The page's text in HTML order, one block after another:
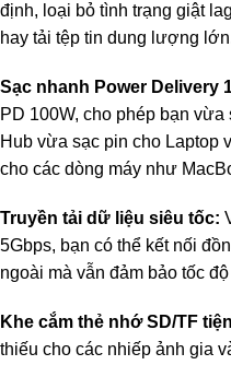
định, loại bỏ tình trạng giật
hay tải tệp tin dung lượng
Sạc nhanh Power Delivery
PD 100W, cho phép bạn
Hub vừa sạc pin cho Laptop
cho các dòng máy như
Truyền tải dữ liệu siêu tốc:
5Gbps, bạn có thể kết nối
ngoài mà vẫn đảm bảo tốc
Khe cắm thẻ nhớ SD/TF
thiếu cho các nhiếp ảnh gia